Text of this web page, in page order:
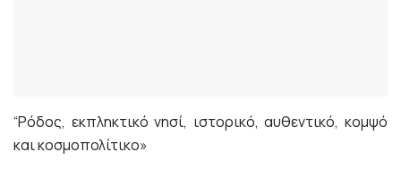
“Ρόδος, εκπληκτικό νησί, ιστορικό, αυθεντικό, κομψό
και κοσμοπολίτικο»